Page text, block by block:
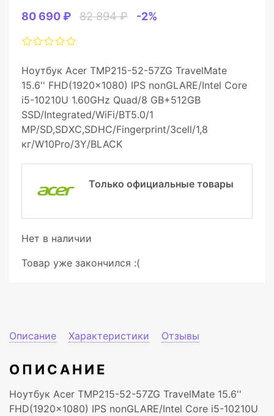
80 690 ₽ 82 894 ₽ -2%
Ноутбук Acer TMP215-52-57ZG TravelMate
15.6'' FHD(1920x1080) IPS nonGLARE/Intel Core
i5-10210U 1.60GHz Quad/8 GB+512GB
SSD/Integrated/WiFi/BT5.0/1
MP/SD,SDXC,SDHC/Fingerprint/3cell/1,8
кг/W10Pro/3Y/BLACK
Только официальные товары
Нет в наличии
Товар уже закончился :(
Описание Характеристики Отзывы
ОПИСАНИЕ
Ноутбук Acer TMP215-52-57ZG TravelMate 15.6''
FHD(1920x1080) IPS nonGLARE/Intel Core i5-10210U